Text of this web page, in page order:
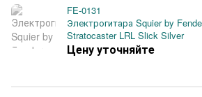
FE-0131
Электрогитара Squier by
Stratocaster LRL Slick Silver
Цену уточняйте